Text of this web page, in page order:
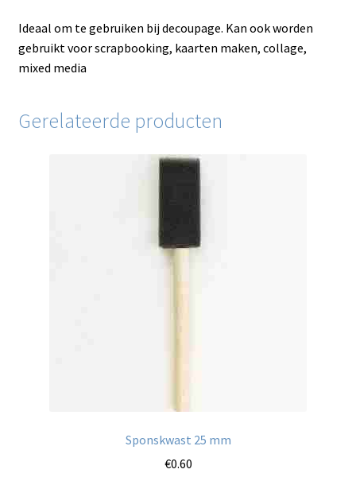
Ideaal om te gebruiken bij decoupage. Kan ook worden
gebruikt voor scrapbooking, kaarten maken, collage,
mixed media
Gerelateerde producten
Sponskwast 25 mm
€0.60